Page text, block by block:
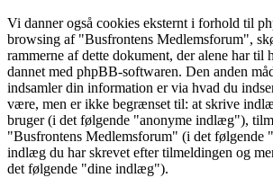
Vi danner også cookies eksternt i forhold til
browsing af "Busfrontens Medlemsforum",
rammerne af dette dokument, der alene har til
dannet med phpBB-softwaren. Den anden
indsamler din information er via hvad du
være, men er ikke begrænset til: at skrive
bruger (i det følgende "anonyme indlæg"),
"Busfrontens Medlemsforum" (i det følgende
indlæg du har skrevet efter tilmeldingen og
det følgende "dine indlæg").